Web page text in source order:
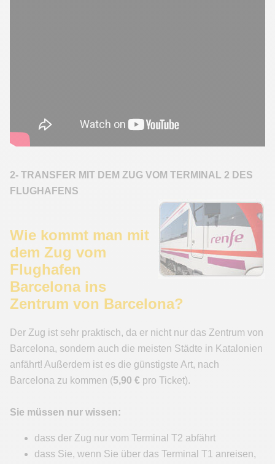
2- TRANSFER MIT DEM ZUG VOM TERMINAL 2 DES
FLUGHAFENS
Wie kommt man mit
dem Zug vom
Flughafen
Barcelona ins
Zentrum von Barcelona?
Der Zug ist sehr praktisch, da er nicht nur das Zentrum von
Barcelona, sondern auch die meisten Städte in Katalonien
anfährt! Außerdem ist es die günstigste Art, nach
Barcelona zu kommen (5,90 € pro Ticket).
Sie müssen nur wissen:
dass der Zug nur vom Terminal T2 abfährt
dass Sie, wenn Sie über das Terminal T1 anreisen,